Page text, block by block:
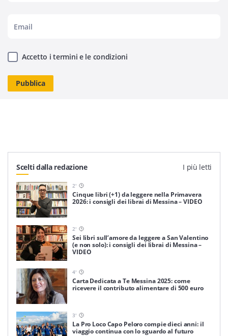
Accetto i termini e le condizioni
Scelti dalla redazione I più letti
2'
Cinque libri (+1) da leggere nella Primavera
2026: i consigli dei librai di Messina – VIDEO
2'
Sei libri sull’amore da leggere a San Valentino
(e non solo): i consigli dei librai di Messina –
VIDEO
4'
Carta Dedicata a Te Messina 2025: come
ricevere il contributo alimentare di 500 euro
3'
La Pro Loco Capo Peloro compie dieci anni: il
viaggio continua con lo sguardo al futuro